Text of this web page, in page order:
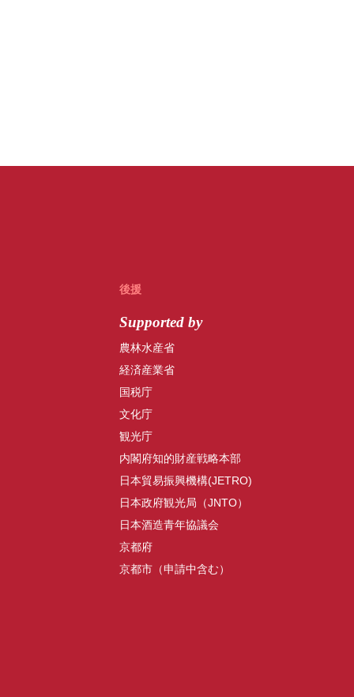
後援
Supported by
農林水産省
経済産業省
国税庁
文化庁
観光庁
内閣府知的財産戦略本部
日本貿易振興機構(JETRO)
日本政府観光局（JNTO）
日本酒造青年協議会
京都府
京都市（申請中含む）